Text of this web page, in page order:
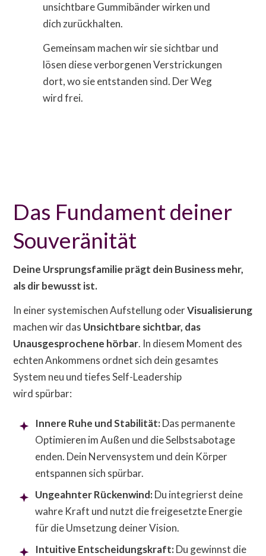
unsichtbare Gummibänder wirken und
dich zurückhalten.
Gemeinsam machen wir sie sichtbar und
lösen diese verborgenen Verstrickungen
dort, wo sie entstanden sind. Der Weg
wird frei.
Das Fundament deiner
Souveränität
Deine Ursprungsfamilie prägt dein Business mehr,
als dir bewusst ist.
In einer systemischen Aufstellung oderVisualisierung
machen wir das Unsichtbare sichtbar, das
Unausgesprochene hörbar. In diesem Moment des
echten Ankommens ordnet sich dein gesamtes
System neu und tiefes Self-Leadership
wird spürbar:
Innere Ruhe und Stabilität:Das permanente
Optimieren im Außen und die Selbstsabotage
enden. Dein Nervensystem und dein Körper
entspannen sich spürbar.
Ungeahnter Rückenwind:Du integrierst deine
wahre Kraft und nutzt die freigesetzte Energie
für die Umsetzung deiner Vision.
Intuitive Entscheidungskraft:Du gewinnst die